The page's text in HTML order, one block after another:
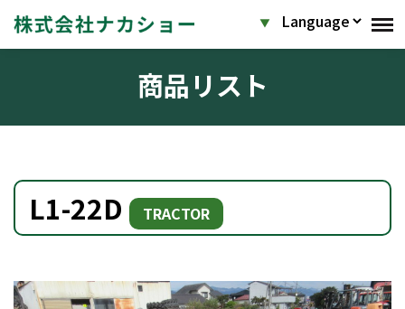
商品リスト
L1-22D TRACTOR